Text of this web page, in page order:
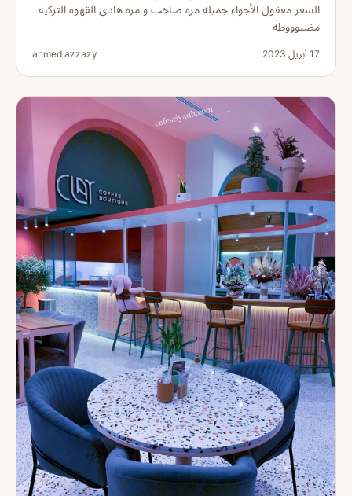
السعر معقول الأجواء جميله مره صاخب و مره هادي القهوه التركيه
مضبوووطه
17 أبريل 2023 ahmed azzazy